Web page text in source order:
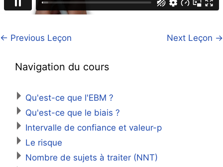
← Previous Leçon Next Leçon →
Navigation du cours
Qu'est-ce que l'EBM ?
Qu'est-ce que le biais ?
Intervalle de confiance et valeur-p
Le risque
Nombre de sujets à traiter (NNT)